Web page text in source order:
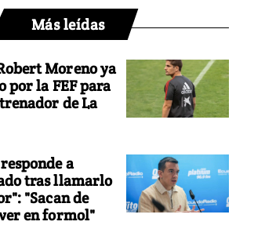
Más leídas
Moreno ya
por la FEF para
de La
a
tras llamarlo
"Sacan de
en formol"